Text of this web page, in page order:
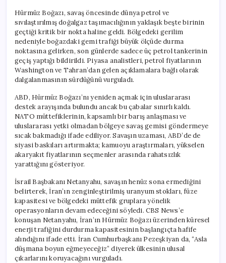
Hürmüz Boğazı, savaş öncesinde dünya petrol ve
sıvılaştırılmış doğalgaz taşımacılığının yaklaşık beşte birinin
geçtiği kritik bir nokta haline geldi. Bölgedeki gerilim
nedeniyle boğazdaki gemi trafiği büyük ölçüde durma
noktasına gelirken, son günlerde sadece üç petrol tankerinin
geçiş yaptığı bildirildi. Piyasa analistleri, petrol fiyatlarının
Washington ve Tahran’dan gelen açıklamalara bağlı olarak
dalgalanmasının sürdüğünü vurguladı.
ABD, Hürmüz Boğazı’nı yeniden açmak için uluslararası
destek arayışında bulundu ancak bu çabalar sınırlı kaldı.
NATO müttefiklerinin, kapsamlı bir barış anlaşması ve
uluslararası yetki olmadan bölgeye savaş gemisi göndermeye
sıcak bakmadığı ifade ediliyor. Savaşın uzaması, ABD’de de
siyasi baskıları artırmakta; kamuoyu araştırmaları, yükselen
akaryakıt fiyatlarının seçmenler arasında rahatsızlık
yarattığını gösteriyor.
İsrail Başbakanı Netanyahu, savaşın henüz sona ermediğini
belirterek, İran’ın zenginleştirilmiş uranyum stokları, füze
kapasitesi ve bölgedeki müttefik gruplara yönelik
operasyonların devam edeceğini söyledi. CBS News’e
konuşan Netanyahu, İran’ın Hürmüz Boğazı üzerinden küresel
enerji trafiğini durdurma kapasitesinin başlangıçta hafife
alındığını ifade etti. İran Cumhurbaşkanı Pezeşkiyan da, “Asla
düşmana boyun eğmeyeceğiz” diyerek ülkesinin ulusal
çıkarlarını koruyacağını vurguladı.